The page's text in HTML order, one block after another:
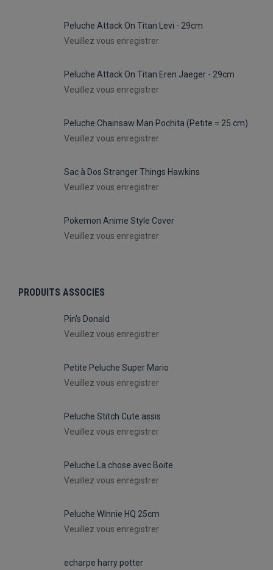
Peluche Attack On Titan Levi - 29cm
Veuillez vous enregistrer
Peluche Attack On Titan Eren Jaeger - 29cm
Veuillez vous enregistrer
Peluche Chainsaw Man Pochita (Petite = 25 cm)
Veuillez vous enregistrer
Sac à Dos Stranger Things Hawkins
Veuillez vous enregistrer
Pokemon Anime Style Cover
Veuillez vous enregistrer
PRODUITS ASSOCIES
Pin's Donald
Veuillez vous enregistrer
Petite Peluche Super Mario
Veuillez vous enregistrer
Peluche Stitch Cute assis
Veuillez vous enregistrer
Peluche La chose avec Boite
Veuillez vous enregistrer
Peluche WInnie HQ 25cm
Veuillez vous enregistrer
echarpe harry potter